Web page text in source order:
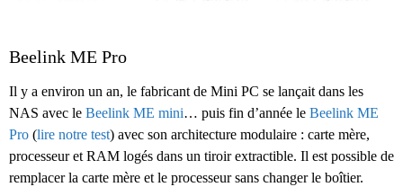
Beelink ME Pro
Il y a environ un an, le fabricant de Mini PC se lançait dans les
NAS avec le Beelink ME mini… puis fin d’année le Beelink ME
Pro (lire notre test) avec son architecture modulaire : carte mère,
processeur et RAM logés dans un tiroir extractible. Il est possible de
remplacer la carte mère et le processeur sans changer le boîtier.